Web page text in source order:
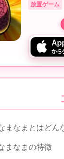
放置ゲーム
まなまとはどん
まなまの特徴